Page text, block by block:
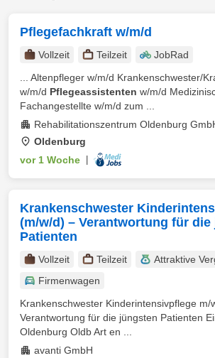
Pflegefachkraft w/m/d
Vollzeit Teilzeit
JobRad
... Altenpfleger w/m/d Krankenschwester/
w/m/d Pflegeassistenten w/m/d
Fachangestellte w/m/d zum ...
Rehabilitationszentrum Oldenburg
Oldenburg
vor 1 Woche
Krankenschwester
(m/w/d) – Verantwortung für die
Patienten
Vollzeit Teilzeit
Attraktive
Firmenwagen
Krankenschwester Kinderintensivpflege m/
Verantwortung für die jüngsten Patienten
Oldenburg Oldb Art en ...
avanti GmbH